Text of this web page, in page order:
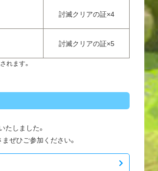
討滅クリアの証×4
討滅クリアの証×5
れます。
たしました。
ぜひご参加ください。